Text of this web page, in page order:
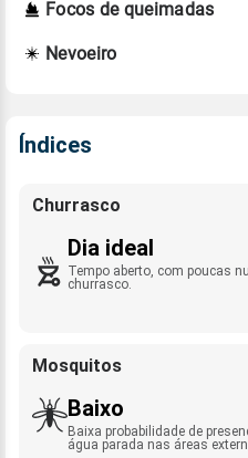
Focos de queimadas
Nevoeiro
Índices
Churrasco
Dia ideal
Tempo aberto, com poucas
churrasco.
Mosquitos
Baixo
Baixa probabilidade de
água parada nas áreas